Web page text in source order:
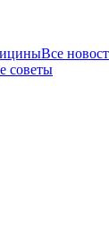
Все
советы